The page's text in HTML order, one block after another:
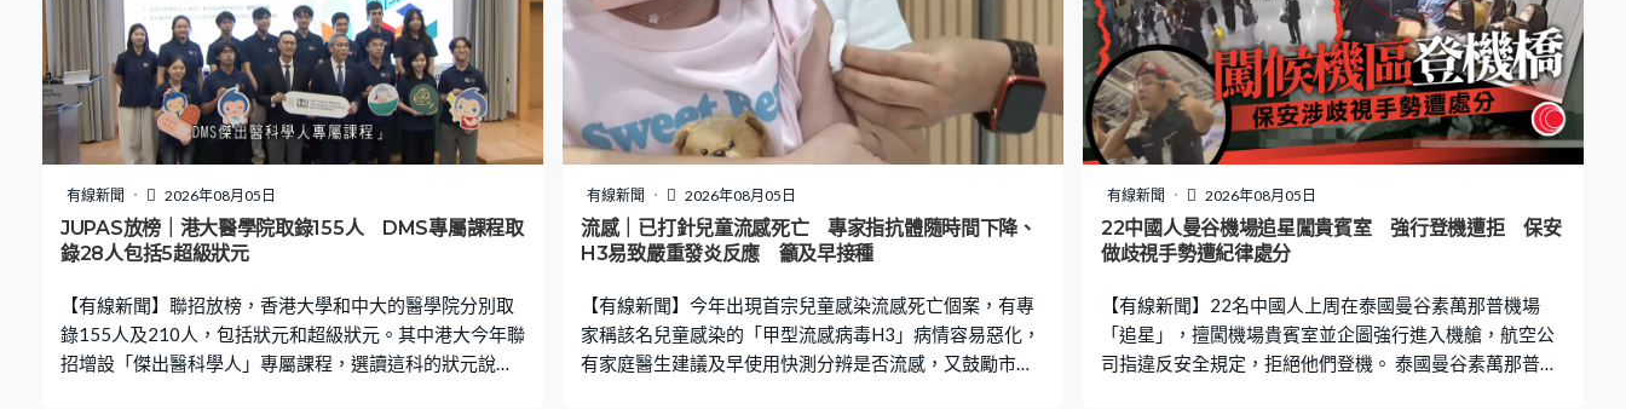
元，客運收益增長近三成八，日均載客量亦增長近一成。
國泰表示，雖然航空燃油價格已從第二季高位回落，但由
於中東緊張局勢加劇，近期價格再度回升，預期高企燃油
價格影響，將於年內餘下時間持續，但對下半年保持審慎
樂觀，仍有望達成全年客運運力增長10%的目標。
要撤回計劃，堅信國際足協應該保持獨立。據報國際足協
秘書長格拉夫斯托姆亦向員工發送內部訊息，形容風波令
人遺憾、應受譴責，令組織上下被捲入難以理解和接受的
動盪。 據報歐洲、亞洲和中北美洲及加勒比海足協正聯手
向恩芬天奴逼宮，若發動不信任動議，需要國際足協理事
會至少19個成員同意召開緊急會議，或需要國際足協至少
43個屬會提出書面要求召開特別大會。歐洲足協旗下多個
屬會，英格蘭、威爾士、芬蘭、瑞典和塞爾維亞足總已正
式撤回對恩芬天奴來年3月連任的支持。 恩芬天奴在深陷
協勒索，包括蓄意扣起約旦在去年阿拉伯盃
有線新聞 2026年08月05日
JUPAS放榜｜港大醫學院取錄155人 DMS專屬課程取
錄28人包括5超級狀元
【有線新聞】聯招放榜，香港大學和中大的醫學院分別取
錄155人及210人，包括狀元和超級狀元。其中港大今年聯
招增設「傑出醫科學人」專屬課程，選讀這科的狀元說受
有線新聞 2026年08月05日
流感｜已打針兒童流感死亡 專家指抗體隨時間下降、
H3易致嚴重發炎反應 籲及早接種
【有線新聞】今年出現首宗兒童感染流感死亡個案，有專
家稱該名兒童感染的「甲型流感病毒H3」病情容易惡化，
有家庭醫生建議及早使用快測分辨是否流感，又鼓勵市民
有線新聞 2026年08月05日
22中國人曼谷機場追星闖貴賓室 強行登機遭拒 保安
做歧視手勢遭紀律處分
【有線新聞】22名中國人上周在泰國曼谷素萬那普機場
「追星」，擅闖機場貴賓室並企圖強行進入機艙，航空公
司指違反安全規定，拒絕他們登機。 泰國曼谷素萬那普機